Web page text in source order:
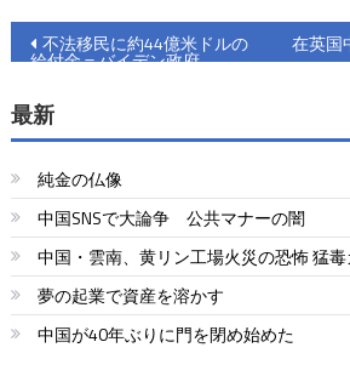
投
ナ
ビ
ゲ
ー
シ
ョ
不法移民に約44億米ドルの
給付金＝バイデン政府
在英国
最新
純金の仏像
中国SNSで大論争 公共マナーの闇
中国・雲南、黄リン工場火災の恐怖 猛
夢の起業で資産を溶かす
中国が40年ぶりに門を閉め始めた